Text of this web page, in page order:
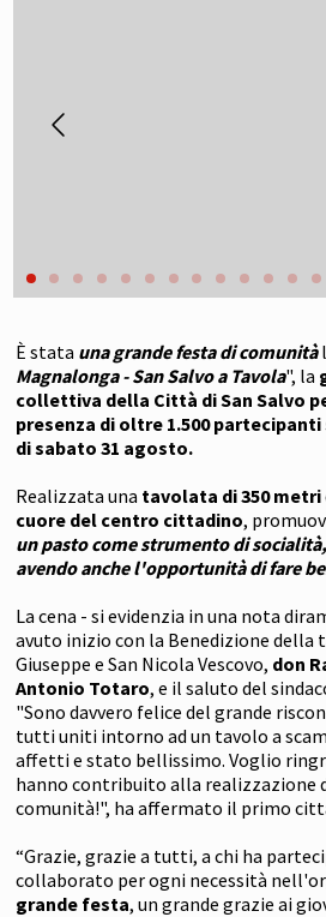
È stata una grande festa di comunità
Magnalonga - San Salvo a Tavola", la
collettiva della Città di San Salvo
presenza di oltre 1.500
di sabato 31 agosto.
Realizzata una tavolata di 350 metri
cuore del centro cittadino,
un pasto come strumento di
avendo anche l'opportunità di fare
La cena - si evidenzia in una nota
avuto inizio con la Benedizione della
Giuseppe e San Nicola Vescovo, don
Antonio Totaro, e il saluto del
"Sono davvero felice del grande
tutti uniti intorno ad un tavolo a
affetti e stato bellissimo. Voglio
hanno contribuito alla realizzazione
comunità!", ha affermato il primo
“Grazie, grazie a tutti, a chi ha
collaborato per ogni necessità
grande festa, un grande grazie ai